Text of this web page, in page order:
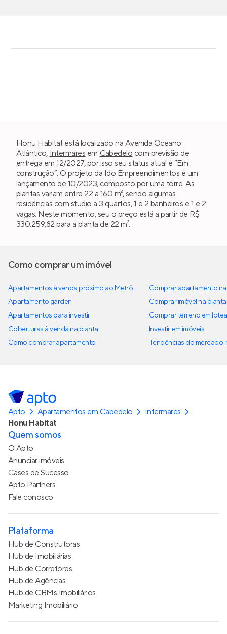
Honu Habitat está localizado na Avenida Oceano
Atlântico, Intermares em Cabedelo com previsão de
entrega em 12/2027, por isso seu status atual é “Em
construção”. O projeto da Ido Empreendimentos é um
lançamento de 10/2023, composto por uma torre. As
plantas variam entre 22 a 160 m², sendo algumas
residências com studio a 3 quartos, 1 e 2 banheiros e 1 e 2
vagas. Neste momento, seu o preço está a partir de R$
330.259,82 para a planta de 22 m².
Como comprar um imóvel
Apartamentos à venda próximo ao Metrô
Apartamento garden
Apartamentos para investir
Coberturas à venda na planta
Como comprar apartamento
Comprar apartamento
Comprar imóvel na planta
Comprar terreno em
Investir em imóveis
Tendências do mercado
Apto Apartamentos em Cabedelo
Intermares
Honu Habitat
Quem somos
O Apto
Anunciar imóveis
Cases de Sucesso
Apto Partners
Fale conosco
Plataforma
Hub de Construtoras
Hub de Imobiliárias
Hub de Corretores
Hub de Agências
Hub de CRMs Imobiliários
Marketing Imobiliário